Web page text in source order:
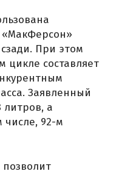
«МакФерсон»
При этом
цикле составляет
Заявленный
литров, а
числе, 92-м